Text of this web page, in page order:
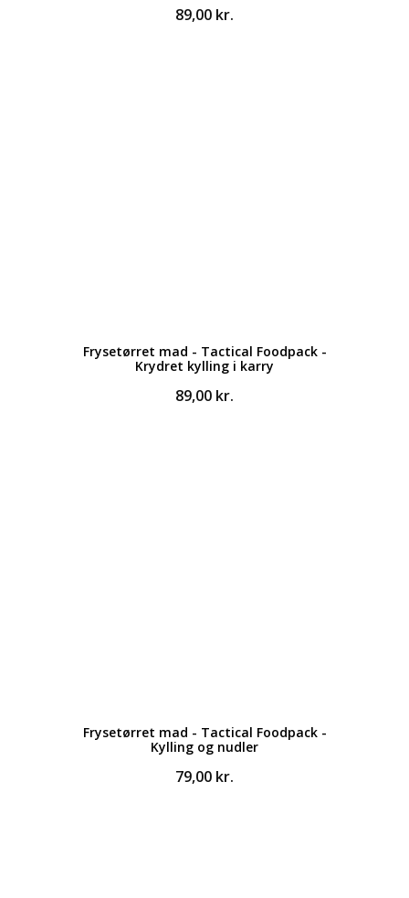
89,00 kr.
Frysetørret mad - Tactical Foodpack -
Krydret kylling i karry
89,00 kr.
Frysetørret mad - Tactical Foodpack -
Kylling og nudler
79,00 kr.